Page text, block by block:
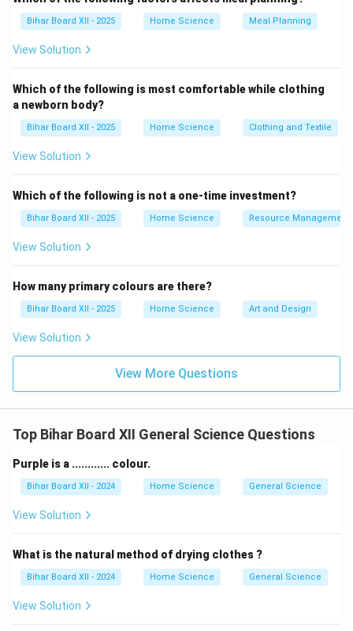
ग्रंथियों को दूध उत्पादन के लिए उत्तेजित करता है। -
एड्रेनोकॉर्टिकोट्रॉपिक हार्मोन (ACTH): यह अधिवृक्क ग्रंथियों को
सक्रिय करता है, जो शरीर के तनाव प्रतिक्रिया और हार्मोन के उत्पादन
ग्रंथियों के कार्यों को संतुलित करने में महत्वपूर्ण भूमिका निभाते हैं,
जिससे समग्र शारीरिक स्वास्थ्य बनाए रखा जाता है।
Bihar Board XII - 2025 Home Science Meal Planning
View Solution
Which of the following is most comfortable while clothing
a newborn body?
Bihar Board XII - 2025 Home Science Clothing and Textile
View Solution
Which of the following is not a one-time investment?
Bihar Board XII - 2025 Home Science Resource Management
View Solution
How many primary colours are there?
Bihar Board XII - 2025 Home Science Art and Design
View Solution
View More Questions
Top Bihar Board XII General Science Questions
Purple is a ............ colour.
Bihar Board XII - 2024 Home Science General Science
View Solution
What is the natural method of drying clothes ?
Bihar Board XII - 2024 Home Science General Science
View Solution